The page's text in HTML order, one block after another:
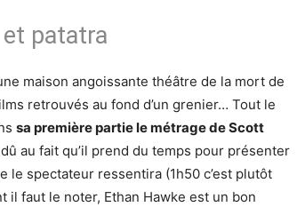
patatra
maison angoissante théâtre de la mort de
retrouvés au fond d’un grenier… Tout le
sa première partie le métrage de Scott
au fait qu’il prend du temps pour présenter
le spectateur ressentira (1h50 c’est plutôt
faut le noter, Ethan Hawke est un bon